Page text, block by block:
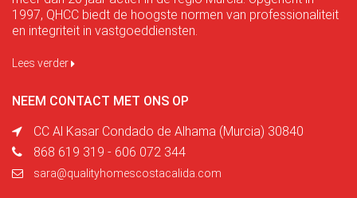
1997, QHCC biedt de hoogste normen van professionaliteit
en integriteit in vastgoeddiensten.
Lees verder
NEEM CONTACT MET ONS OP
CC Al Kasar Condado de Alhama (Murcia) 30840
868 619 319 - 606 072 344
sara@qualityhomescostacalida.com